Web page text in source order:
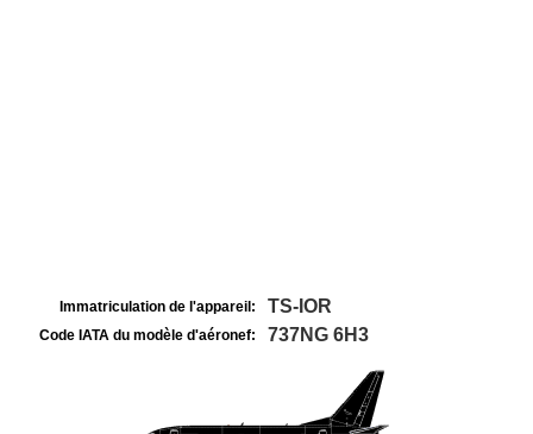
Immatriculation de l'appareil: TS-IOR
Code IATA du modèle d'aéronef: 737NG 6H3